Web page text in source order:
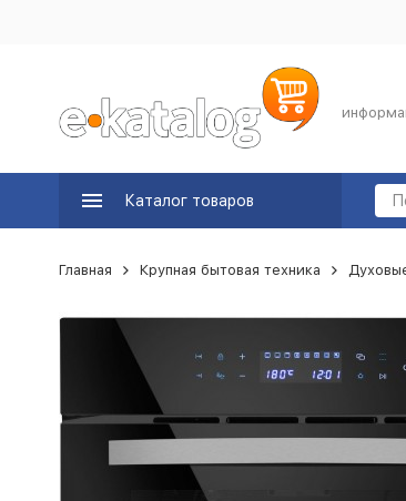
Каталог товаров
Главная Крупная бытовая техника